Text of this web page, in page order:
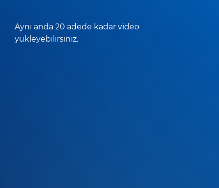
Aynı anda 20 adede kadar video
yükleyebilirsiniz.